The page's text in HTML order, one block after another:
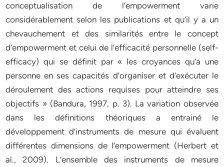
conceptualisation de l’empowerment varie
considérablement selon les publications et qu’il y a un
chevauchement et des similarités entre le concept
d’empowerment et celui de l’efficacité personnelle (self-
efficacy) qui se définit par « les croyances qu’a une
personne en ses capacités d’organiser et d’exécuter le
déroulement des actions requises pour atteindre ses
objectifs » (Bandura, 1997, p. 3). La variation observée
dans les définitions théoriques a entrainé le
développement d’instruments de mesure qui évaluent
différentes dimensions de l’empowerment (Herbert et
al., 2009). L’ensemble des instruments de mesure